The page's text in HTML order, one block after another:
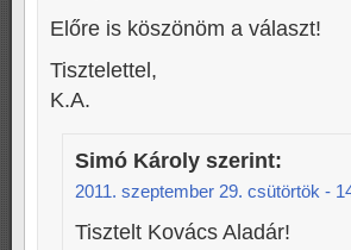
Előre is köszönöm a választ!
Tisztelettel,
K.A.
Simó Károly szerint:
2011. szeptember 29. csütörtök -
Tisztelt Kovács Aladár!